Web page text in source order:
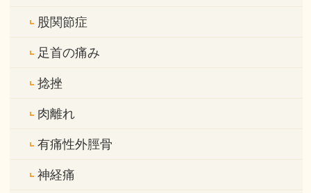
股関節症
足首の痛み
捻挫
肉離れ
有痛性外脛骨
神経痛